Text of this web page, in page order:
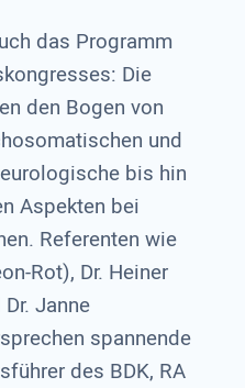
das Programm
Die
den Bogen von
und
bis hin
Aspekten bei
Referenten wie
Rot), Dr. Heiner
Janne
spannende
des BDK, RA